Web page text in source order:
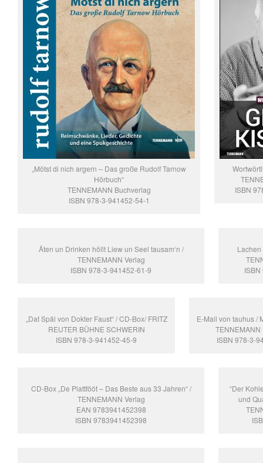
„Mötst di nich argern – Das große Rudolf Tarnow
Hörbuch“
TENNEMANN Buchverlag
ISBN 978-3-941452-54-1
ISBN
Äten un Drinken höllt Liew un Seel tausam‘n /
TENNEMANN Verlag
ISBN 978-3-941452-61-9
Lachen
„Dat Späl von Dokter Faust“ / CD-Box/ FRITZ
REUTER BÜHNE SCHWERIN
ISBN 978-3-941452-45-9
E-Mail von tauhus /
ISBN 978-3-
CD-Box „De Plattfööt – Das Beste aus 33 Jahren“ /
TENNEMANN Verlag
EAN 9783941452398
ISBN 9783941452398
“Der
und